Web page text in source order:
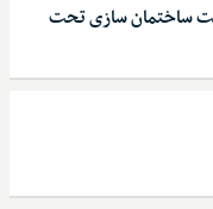
ساختمان سازی تحت